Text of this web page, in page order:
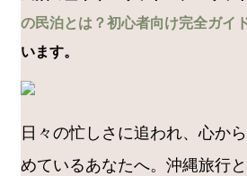
の民泊とは？初心者向け完全ガイ
います。
日々の忙しさに追われ、心か
めているあなたへ。沖縄旅行